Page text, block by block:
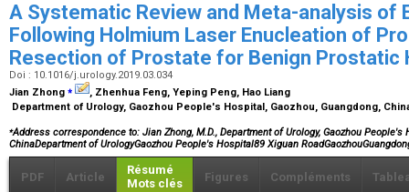
A Systematic Review and Meta-analysis of
Following Holmium Laser Enucleation of
Resection of Prostate for Benign Prostatic
Doi : 10.1016/j.urology.2019.03.034
Jian Zhong ⁎
, Zhenhua Feng, Yeping Peng, Hao Liang
Department of Urology, Gaozhou People's Hospital, Gaozhou, Guangdong,
⁎Address correspondence to: Jian Zhong, M.D., Department of Urology, Gaozhou People's
ChinaDepartment of UrologyGaozhou People's Hospital89 Xiguan
PDF Article
Résumé
Mots clés
Figures Compléments